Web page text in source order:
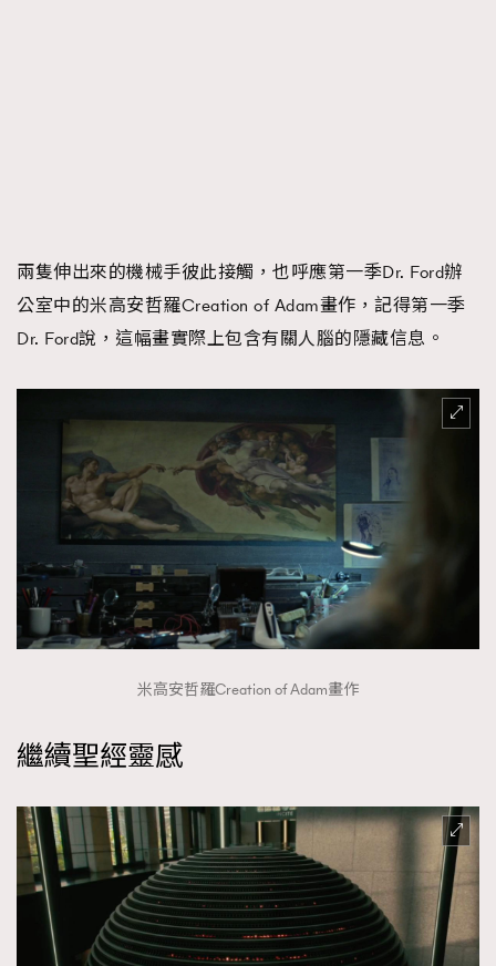
兩隻伸出來的機械手彼此接觸，也呼應第一季Dr. Ford辦
公室中的米高安哲羅Creation of Adam畫作，記得第一季
Dr. Ford說，這幅畫實際上包含有關人腦的隱藏信息。
米高安哲羅Creation of Adam畫作
繼續聖經靈感